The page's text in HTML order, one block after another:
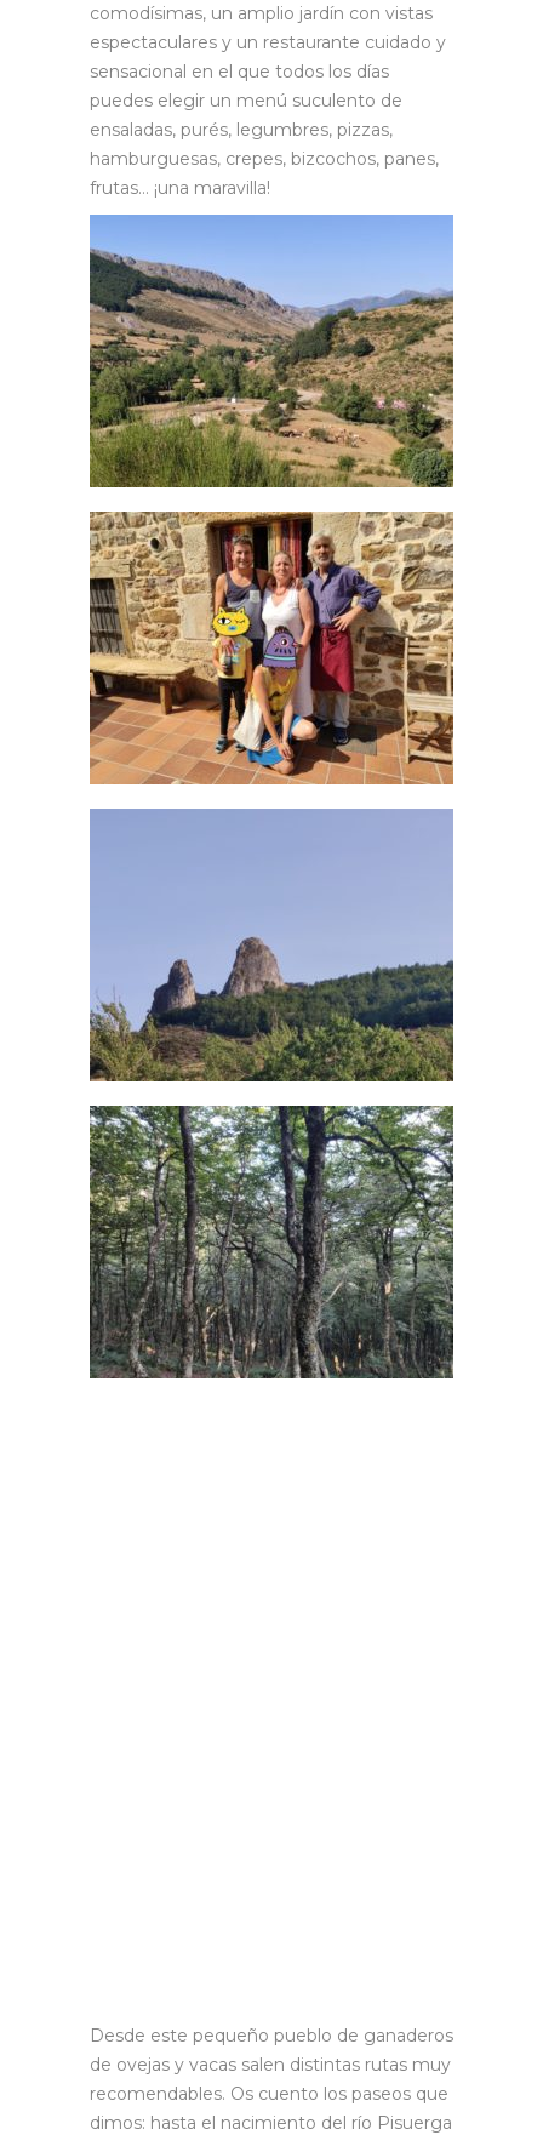
comodísimas, un amplio jardín con vistas
espectaculares y un restaurante cuidado y
sensacional en el que todos los días
puedes elegir un menú suculento de
ensaladas, purés, legumbres, pizzas,
hamburguesas, crepes, bizcochos, panes,
frutas… ¡una maravilla!
Desde este pequeño pueblo de ganaderos
de ovejas y vacas salen distintas rutas muy
recomendables. Os cuento los paseos que
dimos: hasta el nacimiento del río Pisuerga